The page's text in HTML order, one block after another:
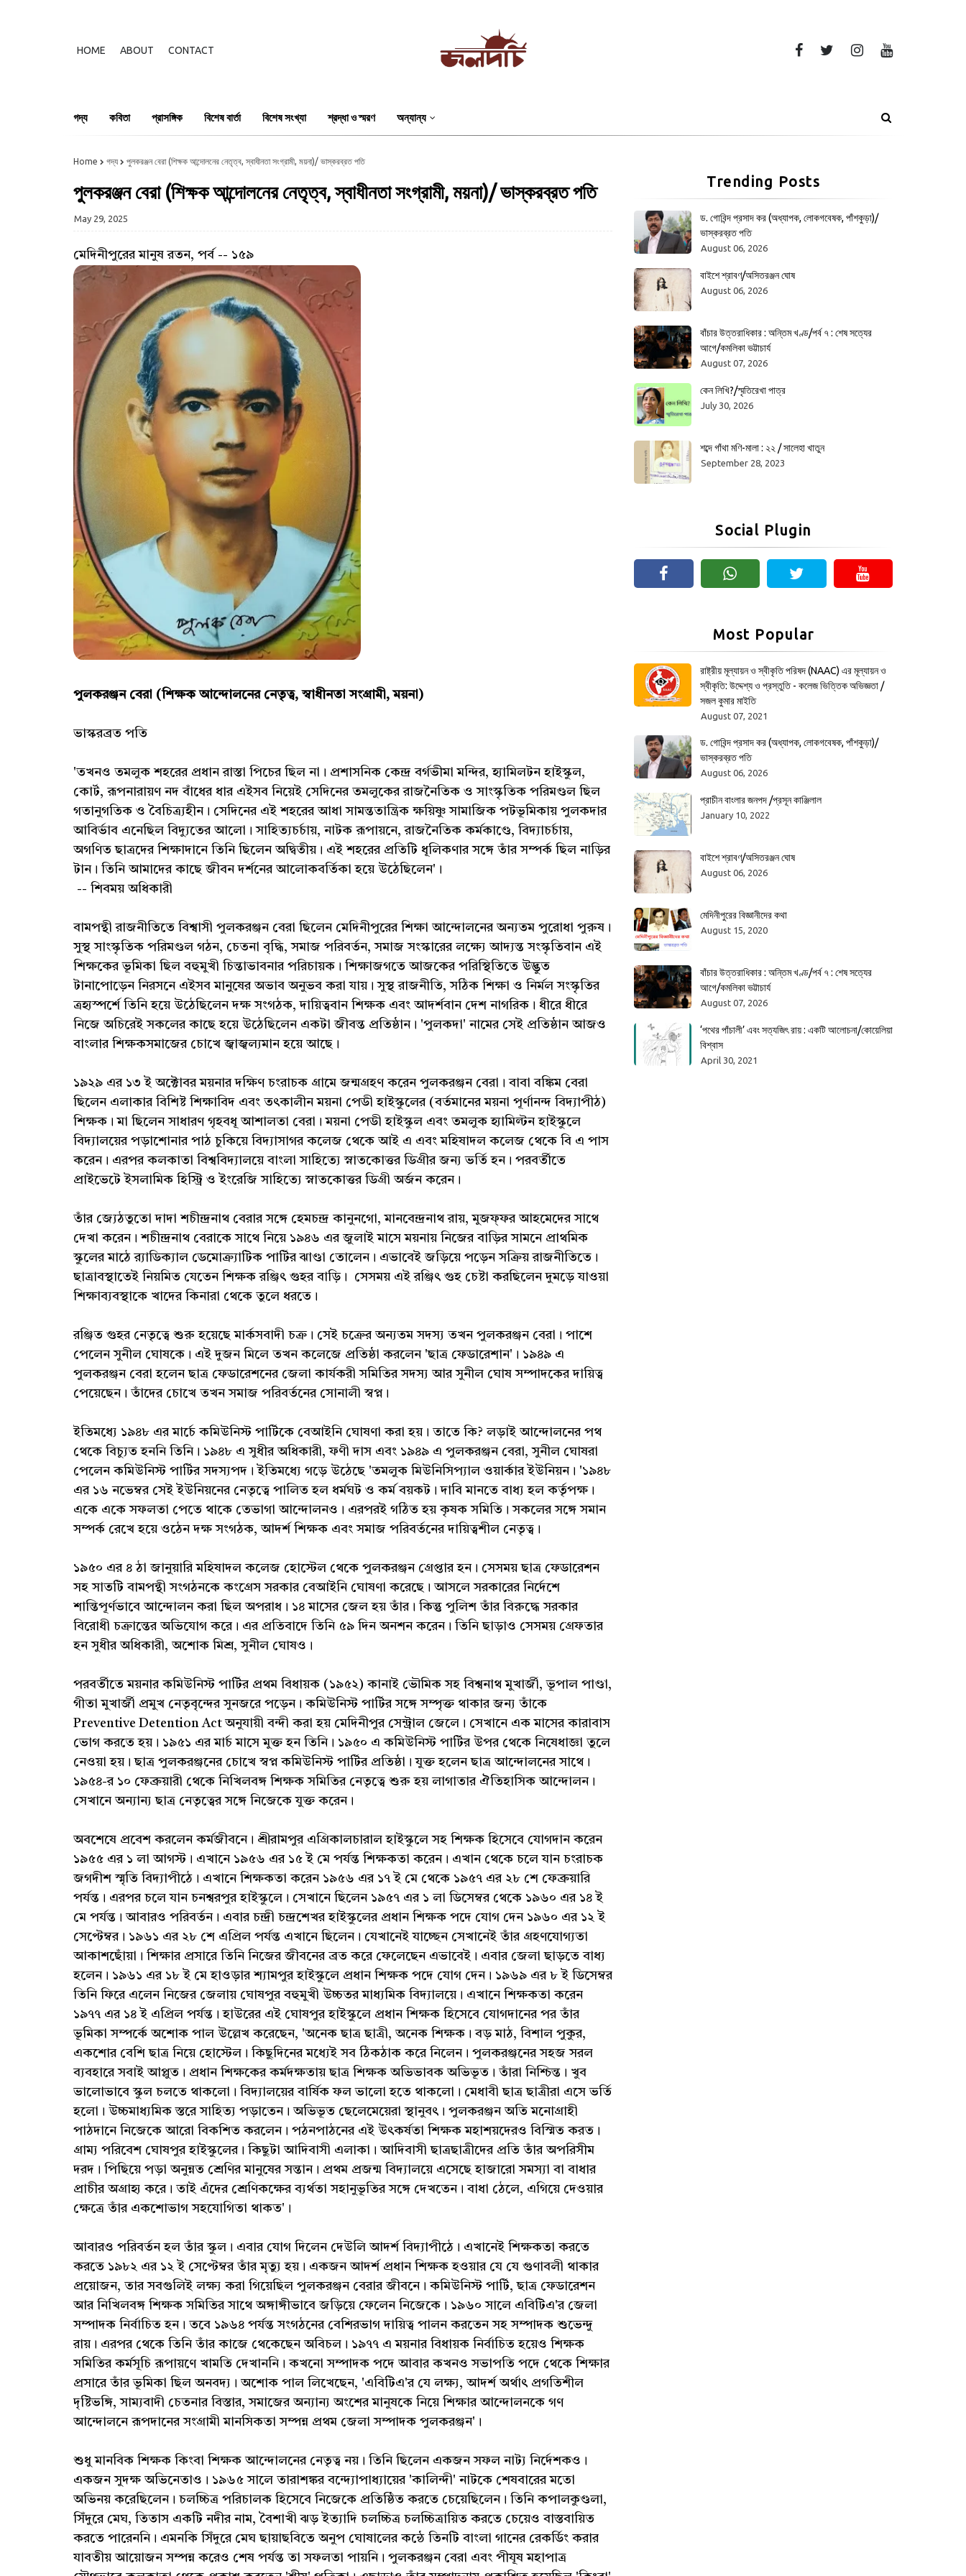
HOME ABOUT CONTACT
গদ্য কবিতা প্রাসঙ্গিক বিশেষ বার্তা বিশেষ সংখ্যা শ্রদ্ধা ও স্মরণ অন্যান্য
Home গদ্য পুলকরঞ্জন বেরা (শিক্ষক আন্দোলনের নেতৃত্ব, স্বাধীনতা সংগ্রামী, ময়না)/ ভাস্করব্রত পতি
পুলকরঞ্জন বেরা (শিক্ষক আন্দোলনের নেতৃত্ব, স্বাধীনতা সংগ্রামী, ময়না)/ ভাস্করব্রত পতি
May 29, 2025
মেদিনীপুরের মানুষ রতন, পর্ব -- ১৫৯
পুলকরঞ্জন বেরা (শিক্ষক আন্দোলনের নেতৃত্ব, স্বাধীনতা সংগ্রামী, ময়না)
ভাস্করব্রত পতি
'তখনও তমলুক শহরের প্রধান রাস্তা পিচের ছিল না। প্রশাসনিক কেন্দ্র বর্গভীমা মন্দির, হ্যামিলটন হাইস্কুল,
কোর্ট, রূপনারায়ণ নদ বাঁধের ধার এইসব নিয়েই সেদিনের তমলুকের রাজনৈতিক ও সাংস্কৃতিক পরিমণ্ডল ছিল
গতানুগতিক ও বৈচিত্র্যহীন। সেদিনের এই শহরের আধা সামন্ততান্ত্রিক ক্ষয়িষ্ণু সামাজিক পটভূমিকায় পুলকদার
আবির্ভাব এনেছিল বিদ্যুতের আলো। সাহিত্যচর্চায়, নাটক রূপায়নে, রাজনৈতিক কর্মকাণ্ডে, বিদ্যাচর্চায়,
অগণিত ছাত্রদের শিক্ষাদানে তিনি ছিলেন অদ্বিতীয়। এই শহরের প্রতিটি ধূলিকণার সঙ্গে তাঁর সম্পর্ক ছিল নাড়ির
টান। তিনি আমাদের কাছে জীবন দর্শনের আলোকবর্তিকা হয়ে উঠেছিলেন'।
-- শিবময় অধিকারী
বামপন্থী রাজনীতিতে বিশ্বাসী পুলকরঞ্জন বেরা ছিলেন মেদিনীপুরের শিক্ষা আন্দোলনের অন্যতম পুরোধা পুরুষ।
সুস্থ সাংস্কৃতিক পরিমণ্ডল গঠন, চেতনা বৃদ্ধি, সমাজ পরিবর্তন, সমাজ সংস্কারের লক্ষ্যে আদ্যন্ত সংস্কৃতিবান এই
শিক্ষকের ভূমিকা ছিল বহুমুখী চিন্তাভাবনার পরিচায়ক। শিক্ষাজগতে আজকের পরিস্থিতিতে উদ্ভুত
টানাপোড়েন নিরসনে এইসব মানুষের অভাব অনুভব করা যায়। সুস্থ রাজনীতি, সঠিক শিক্ষা ও নির্মল সংস্কৃতির
ত্রহ্যস্পর্শে তিনি হয়ে উঠেছিলেন দক্ষ সংগঠক, দায়িত্ববান শিক্ষক এবং আদর্শবান দেশ নাগরিক। ধীরে ধীরে
নিজে অচিরেই সকলের কাছে হয়ে উঠেছিলেন একটা জীবন্ত প্রতিষ্ঠান। 'পুলকদা' নামের সেই প্রতিষ্ঠান আজও
বাংলার শিক্ষকসমাজের চোখে জ্বাজ্বল্যমান হয়ে আছে।
১৯২৯ এর ১৩ ই অক্টোবর ময়নার দক্ষিণ চংরাচক গ্রামে জন্মগ্রহণ করেন পুলকরঞ্জন বেরা। বাবা বঙ্কিম বেরা
ছিলেন এলাকার বিশিষ্ট শিক্ষাবিদ এবং তৎকালীন ময়না পেডী হাইস্কুলের (বর্তমানের ময়না পূর্ণানন্দ বিদ্যাপীঠ)
শিক্ষক। মা ছিলেন সাধারণ গৃহবধূ আশালতা বেরা। ময়না পেডী হাইস্কুল এবং তমলুক হ্যামিল্টন হাইস্কুলে
বিদ্যালয়ের পড়াশোনার পাঠ চুকিয়ে বিদ্যাসাগর কলেজ থেকে আই এ এবং মহিষাদল কলেজ থেকে বি এ পাস
করেন। এরপর কলকাতা বিশ্ববিদ্যালয়ে বাংলা সাহিত্যে স্নাতকোত্তর ডিগ্রীর জন্য ভর্তি হন। পরবর্তীতে
প্রাইভেটে ইসলামিক হিস্ট্রি ও ইংরেজি সাহিত্যে স্নাতকোত্তর ডিগ্রী অর্জন করেন।
তাঁর জ্যেঠতুতো দাদা শচীন্দ্রনাথ বেরার সঙ্গে হেমচন্দ্র কানুনগো, মানবেন্দ্রনাথ রায়, মুজফ্ফর আহমেদের সাথে
দেখা করেন। শচীন্দ্রনাথ বেরাকে সাথে নিয়ে ১৯৪৬ এর জুলাই মাসে ময়নায় নিজের বাড়ির সামনে প্রাথমিক
স্কুলের মাঠে র‍্যাডিক্যাল ডেমোক্র্যাটিক পার্টির ঝাণ্ডা তোলেন। এভাবেই জড়িয়ে পড়েন সক্রিয় রাজনীতিতে।
ছাত্রাবস্থাতেই নিয়মিত যেতেন শিক্ষক রঞ্জিৎ গুহর বাড়ি। সেসময় এই রঞ্জিৎ গুহ চেষ্টা করছিলেন দুমড়ে যাওয়া
শিক্ষাব্যবস্থাকে খাদের কিনারা থেকে তুলে ধরতে।
রঞ্জিত গুহর নেতৃত্বে শুরু হয়েছে মার্কসবাদী চক্র। সেই চক্রের অন্যতম সদস্য তখন পুলকরঞ্জন বেরা। পাশে
পেলেন সুনীল ঘোষকে। এই দুজন মিলে তখন কলেজে প্রতিষ্ঠা করলেন 'ছাত্র ফেডারেশান'। ১৯৪৯ এ
পুলকরঞ্জন বেরা হলেন ছাত্র ফেডারেশনের জেলা কার্যকরী সমিতির সদস্য আর সুনীল ঘোষ সম্পাদকের দায়িত্ব
পেয়েছেন। তাঁদের চোখে তখন সমাজ পরিবর্তনের সোনালী স্বপ্ন।
ইতিমধ্যে ১৯৪৮ এর মার্চে কমিউনিস্ট পার্টিকে বেআইনি ঘোষণা করা হয়। তাতে কি? লড়াই আন্দোলনের পথ
থেকে বিচ্যুত হননি তিনি। ১৯৪৮ এ সুধীর অধিকারী, ফণী দাস এবং ১৯৪৯ এ পুলকরঞ্জন বেরা, সুনীল ঘোষরা
পেলেন কমিউনিস্ট পার্টির সদস্যপদ। ইতিমধ্যে গড়ে উঠেছে 'তমলুক মিউনিসিপ্যাল ওয়ার্কার ইউনিয়ন। '১৯৪৮
এর ১৬ নভেম্বর সেই ইউনিয়নের নেতৃত্বে পালিত হল ধর্মঘট ও কর্ম বয়কট। দাবি মানতে বাধ্য হল কর্তৃপক্ষ।
একে একে সফলতা পেতে থাকে তেভাগা আন্দোলনও। এরপরই গঠিত হয় কৃষক সমিতি। সকলের সঙ্গে সমান
সম্পর্ক রেখে হয়ে ওঠেন দক্ষ সংগঠক, আদর্শ শিক্ষক এবং সমাজ পরিবর্তনের দায়িত্বশীল নেতৃত্ব।
১৯৫০ এর ৪ ঠা জানুয়ারি মহিষাদল কলেজ হোস্টেল থেকে পুলকরঞ্জন গ্রেপ্তার হন। সেসময় ছাত্র ফেডারেশন
সহ সাতটি বামপন্থী সংগঠনকে কংগ্রেস সরকার বেআইনি ঘোষণা করেছে। আসলে সরকারের নির্দেশে
শান্তিপূর্ণভাবে আন্দোলন করা ছিল অপরাধ। ১৪ মাসের জেল হয় তাঁর। কিন্তু পুলিশ তাঁর বিরুদ্ধে সরকার
বিরোধী চক্রান্তের অভিযোগ করে। এর প্রতিবাদে তিনি ৫৯ দিন অনশন করেন। তিনি ছাড়াও সেসময় গ্রেফতার
হন সুধীর অধিকারী, অশোক মিশ্র, সুনীল ঘোষও।
পরবর্তীতে ময়নার কমিউনিস্ট পার্টির প্রথম বিধায়ক (১৯৫২) কানাই ভৌমিক সহ বিশ্বনাথ মুখার্জী, ভূপাল পাণ্ডা,
গীতা মুখার্জী প্রমুখ নেতৃবৃন্দের সুনজরে পড়েন। কমিউনিস্ট পার্টির সঙ্গে সম্পৃক্ত থাকার জন্য তাঁকে
Preventive Detention Act অনুযায়ী বন্দী করা হয় মেদিনীপুর সেন্ট্রাল জেলে। সেখানে এক মাসের কারাবাস
ভোগ করতে হয়। ১৯৫১ এর মার্চ মাসে মুক্ত হন তিনি। ১৯৫০ এ কমিউনিস্ট পার্টির উপর থেকে নিষেধাজ্ঞা তুলে
নেওয়া হয়। ছাত্র পুলকরঞ্জনের চোখে স্বপ্ন কমিউনিস্ট পার্টির প্রতিষ্ঠা। যুক্ত হলেন ছাত্র আন্দোলনের সাথে।
১৯৫৪-র ১০ ফেব্রুয়ারী থেকে নিখিলবঙ্গ শিক্ষক সমিতির নেতৃত্বে শুরু হয় লাগাতার ঐতিহাসিক আন্দোলন।
সেখানে অন্যান্য ছাত্র নেতৃত্বের সঙ্গে নিজেকে যুক্ত করেন।
অবশেষে প্রবেশ করলেন কর্মজীবনে। শ্রীরামপুর এগ্রিকালচারাল হাইস্কুলে সহ শিক্ষক হিসেবে যোগদান করেন
১৯৫৫ এর ১ লা আগস্ট। এখানে ১৯৫৬ এর ১৫ ই মে পর্যন্ত শিক্ষকতা করেন। এখান থেকে চলে যান চংরাচক
জগদীশ স্মৃতি বিদ্যাপীঠে। এখানে শিক্ষকতা করেন ১৯৫৬ এর ১৭ ই মে থেকে ১৯৫৭ এর ২৮ শে ফেব্রুয়ারি
পর্যন্ত। এরপর চলে যান চনশ্বরপুর হাইস্কুলে। সেখানে ছিলেন ১৯৫৭ এর ১ লা ডিসেম্বর থেকে ১৯৬০ এর ১৪ ই
মে পর্যন্ত। আবারও পরিবর্তন। এবার চন্দ্রী চন্দ্রশেখর হাইস্কুলের প্রধান শিক্ষক পদে যোগ দেন ১৯৬০ এর ১২ ই
সেপ্টেম্বর। ১৯৬১ এর ২৮ শে এপ্রিল পর্যন্ত এখানে ছিলেন। যেখানেই যাচ্ছেন সেখানেই তাঁর গ্রহণযোগ্যতা
আকাশছোঁয়া। শিক্ষার প্রসারে তিনি নিজের জীবনের ব্রত করে ফেলেছেন এভাবেই। এবার জেলা ছাড়তে বাধ্য
হলেন। ১৯৬১ এর ১৮ ই মে হাওড়ার শ্যামপুর হাইস্কুলে প্রধান শিক্ষক পদে যোগ দেন। ১৯৬৯ এর ৮ ই ডিসেম্বর
তিনি ফিরে এলেন নিজের জেলায় ঘোষপুর বহুমুখী উচ্চতর মাধ্যমিক বিদ্যালয়ে। এখানে শিক্ষকতা করেন
১৯৭৭ এর ১৪ ই এপ্রিল পর্যন্ত। হাউরের এই ঘোষপুর হাইস্কুলে প্রধান শিক্ষক হিসেবে যোগদানের পর তাঁর
ভূমিকা সম্পর্কে অশোক পাল উল্লেখ করেছেন, 'অনেক ছাত্র ছাত্রী, অনেক শিক্ষক। বড় মাঠ, বিশাল পুকুর,
একশোর বেশি ছাত্র নিয়ে হোস্টেল। কিছুদিনের মধ্যেই সব ঠিকঠাক করে নিলেন। পুলকরঞ্জনের সহজ সরল
ব্যবহারে সবাই আপ্লুত। প্রধান শিক্ষকের কর্মদক্ষতায় ছাত্র শিক্ষক অভিভাবক অভিভূত। তাঁরা নিশ্চিন্ত। খুব
ভালোভাবে স্কুল চলতে থাকলো। বিদ্যালয়ের বার্ষিক ফল ভালো হতে থাকলো। মেধাবী ছাত্র ছাত্রীরা এসে ভর্তি
হলো। উচ্চমাধ্যমিক স্তরে সাহিত্য পড়াতেন। অভিভূত ছেলেমেয়েরা স্থানুবৎ। পুলকরঞ্জন অতি মনোগ্রাহী
পাঠদানে নিজেকে আরো বিকশিত করলেন। পঠনপাঠনের এই উৎকর্ষতা শিক্ষক মহাশয়দেরও বিস্মিত করত।
গ্রাম্য পরিবেশ ঘোষপুর হাইস্কুলের। কিছুটা আদিবাসী এলাকা। আদিবাসী ছাত্রছাত্রীদের প্রতি তাঁর অপরিসীম
দরদ। পিছিয়ে পড়া অনুন্নত শ্রেণির মানুষের সন্তান। প্রথম প্রজন্ম বিদ্যালয়ে এসেছে হাজারো সমস্যা বা বাধার
প্রাচীর অগ্রাহ্য করে। তাই এঁদের শ্রেণিকক্ষের ব্যর্থতা সহানুভূতির সঙ্গে দেখতেন। বাধা ঠেলে, এগিয়ে দেওয়ার
ক্ষেত্রে তাঁর একশোভাগ সহযোগিতা থাকত'।
আবারও পরিবর্তন হল তাঁর স্কুল। এবার যোগ দিলেন দেউলি আদর্শ বিদ্যাপীঠে। এখানেই শিক্ষকতা করতে
করতে ১৯৮২ এর ১২ ই সেপ্টেম্বর তাঁর মৃত্যু হয়। একজন আদর্শ প্রধান শিক্ষক হওয়ার যে যে গুণাবলী থাকার
প্রয়োজন, তার সবগুলিই লক্ষ্য করা গিয়েছিল পুলকরঞ্জন বেরার জীবনে। কমিউনিস্ট পার্টি, ছাত্র ফেডারেশন
আর নিখিলবঙ্গ শিক্ষক সমিতির সাথে অঙ্গাঙ্গীভাবে জড়িয়ে ফেলেন নিজেকে। ১৯৬০ সালে এবিটিএ'র জেলা
সম্পাদক নির্বাচিত হন। তবে ১৯৬৪ পর্যন্ত সংগঠনের বেশিরভাগ দায়িত্ব পালন করতেন সহ সম্পাদক শুভেন্দু
রায়। এরপর থেকে তিনি তাঁর কাজে থেকেছেন অবিচল। ১৯৭৭ এ ময়নার বিধায়ক নির্বাচিত হয়েও শিক্ষক
সমিতির কর্মসূচি রূপায়ণে খামতি দেখাননি। কখনো সম্পাদক পদে আবার কখনও সভাপতি পদে থেকে শিক্ষার
প্রসারে তাঁর ভূমিকা ছিল অনবদ্য। অশোক পাল লিখেছেন, 'এবিটিএ'র যে লক্ষ্য, আদর্শ অর্থাৎ প্রগতিশীল
দৃষ্টিভঙ্গি, সাম্যবাদী চেতনার বিস্তার, সমাজের অন্যান্য অংশের মানুষকে নিয়ে শিক্ষার আন্দোলনকে গণ
আন্দোলনে রূপদানের সংগ্রামী মানসিকতা সম্পন্ন প্রথম জেলা সম্পাদক পুলকরঞ্জন'।
শুধু মানবিক শিক্ষক কিংবা শিক্ষক আন্দোলনের নেতৃত্ব নয়। তিনি ছিলেন একজন সফল নাট্য নির্দেশকও।
একজন সুদক্ষ অভিনেতাও। ১৯৬৫ সালে তারাশঙ্কর বন্দ্যোপাধ্যায়ের 'কালিন্দী' নাটকে শেষবারের মতো
অভিনয় করেছিলেন। চলচ্চিত্র পরিচালক হিসেবে নিজেকে প্রতিষ্ঠিত করতে চেয়েছিলেন। তিনি কপালকুণ্ডলা,
সিঁদুরে মেঘ, তিতাস একটি নদীর নাম, বৈশাখী ঝড় ইত্যাদি চলচ্চিত্র চলচ্চিত্রায়িত করতে চেয়েও বাস্তবায়িত
করতে পারেননি। এমনকি সিঁদুরে মেঘ ছায়াছবিতে অনুপ ঘোষালের কন্ঠে তিনটি বাংলা গানের রেকর্ডিং করার
যাবতীয় আয়োজন সম্পন্ন করেও শেষ পর্যন্ত তা সফলতা পায়নি। পুলকরঞ্জন বেরা এবং পীযূষ মহাপাত্র
Trending Posts
ড. গোবিন্দ প্রসাদ কর (অধ্যাপক, লোকগবেষক, পাঁশকুড়া)/
ভাস্করব্রত পতি
August 06, 2026
বাইশে শ্রাবণ/অসিতরঞ্জন ঘোষ
August 06, 2026
বাঁচার উত্তরাধিকার : অন্তিম খণ্ড/পর্ব ৭ : শেষ সত্যের
আগে/কমলিকা ভট্টাচার্য
August 07, 2026
কেন লিখি?/স্মৃতিরেখা পাত্র
July 30, 2026
শব্দে গাঁথা মণি-মালা : ২২ / সালেহা খাতুন
September 28, 2023
Social Plugin
Most Popular
রাষ্ট্রীয় মূল্যায়ন ও স্বীকৃতি পরিষদ (NAAC) এর মূল্যায়ন ও
স্বীকৃতি: উদ্দেশ্য ও প্রস্তুতি - কলেজ ভিত্তিক অভিজ্ঞতা /
সজল কুমার মাইতি
August 07, 2021
ড. গোবিন্দ প্রসাদ কর (অধ্যাপক, লোকগবেষক, পাঁশকুড়া)/
ভাস্করব্রত পতি
August 06, 2026
প্রাচীন বাংলার জনপদ /প্রসূন কাঞ্জিলাল
January 10, 2022
বাইশে শ্রাবণ/অসিতরঞ্জন ঘোষ
August 06, 2026
মেদিনীপুরের বিজ্ঞানীদের কথা
August 15, 2020
বাঁচার উত্তরাধিকার : অন্তিম খণ্ড/পর্ব ৭ : শেষ সত্যের
আগে/কমলিকা ভট্টাচার্য
August 07, 2026
‘পথের পাঁচালী’ এবং সত্যজিৎ রায় : একটি আলোচনা/কোয়েলিয়া
বিশ্বাস
April 30, 2021